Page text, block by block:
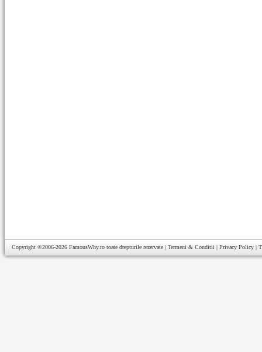
Copyright ©2006-2026 FamousWhy.ro toate drepturile rezervate | Termeni & Conditii | Privacy Policy |